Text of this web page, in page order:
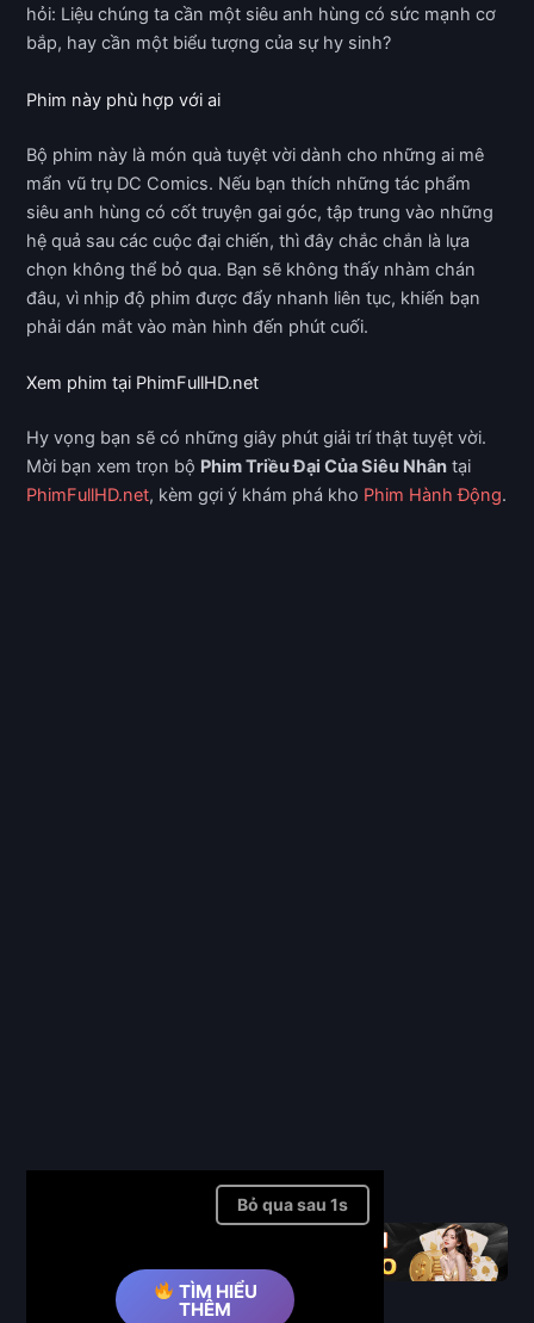
hỏi: Liệu chúng ta cần một siêu anh hùng có sức mạnh cơ
bắp, hay cần một biểu tượng của sự hy sinh?
Phim này phù hợp với ai
Bộ phim này là món quà tuyệt vời dành cho những ai mê
mẩn vũ trụ DC Comics. Nếu bạn thích những tác phẩm
siêu anh hùng có cốt truyện gai góc, tập trung vào những
hệ quả sau các cuộc đại chiến, thì đây chắc chắn là lựa
chọn không thể bỏ qua. Bạn sẽ không thấy nhàm chán
đâu, vì nhịp độ phim được đẩy nhanh liên tục, khiến bạn
phải dán mắt vào màn hình đến phút cuối.
Xem phim tại PhimFullHD.net
Hy vọng bạn sẽ có những giây phút giải trí thật tuyệt vời.
Mời bạn xem trọn bộ Phim Triều Đại Của Siêu Nhân tại
PhimFullHD.net, kèm gợi ý khám phá kho Phim Hành Động.
TÌM HIỂU
THÊM
Bỏ qua quảng cáo ➤
Full